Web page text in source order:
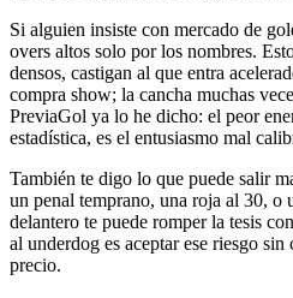
Si alguien insiste con mercado de
overs altos solo por los nombres.
densos, castigan al que entra
compra show; la cancha muchas
PreviaGol ya lo he dicho: el peor
estadística, es el entusiasmo mal
También te digo lo que puede salir
un penal temprano, una roja al 30, o
delantero te puede romper la tesis
al underdog es aceptar ese riesgo
precio.